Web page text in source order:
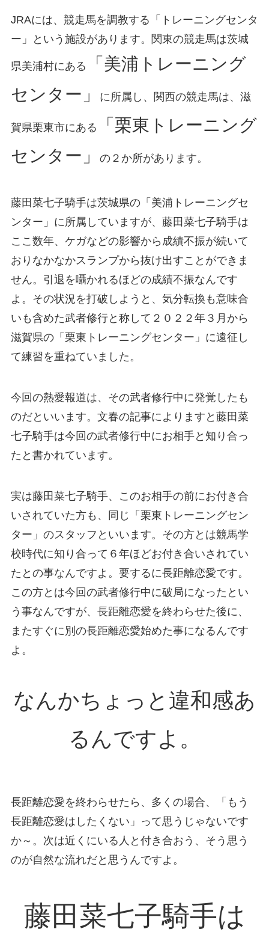
JRAには、競走馬を調教する「トレーニングセンタ
ー」という施設があります。関東の競走馬は茨城
県美浦村にある
「美浦トレーニング
センター」
に所属し、関西の競走馬は、滋
賀県栗東市にある
「栗東トレーニング
センター」
の２か所があります。
藤田菜七子騎手は茨城県の「美浦トレーニングセ
ンター」に所属していますが、藤田菜七子騎手は
ここ数年、ケガなどの影響から成績不振が続いて
おりなかなかスランプから抜け出すことができま
せん。引退を囁かれるほどの成績不振なんです
よ。その状況を打破しようと、気分転換も意味合
いも含めた武者修行と称して２０２２年３月から
滋賀県の「栗東トレーニングセンター」に遠征し
て練習を重ねていました。
今回の熱愛報道は、その武者修行中に発覚したも
のだといいます。文春の記事によりますと藤田菜
七子騎手は今回の武者修行中にお相手と知り合っ
たと書かれています。
実は藤田菜七子騎手、このお相手の前にお付き合
いされていた方も、同じ「栗東トレーニングセン
ター」のスタッフといいます。その方とは競馬学
校時代に知り合って６年ほどお付き合いされてい
たとの事なんですよ。要するに長距離恋愛です。
この方とは今回の武者修行中に破局になったとい
う事なんですが、長距離恋愛を終わらせた後に、
またすぐに別の長距離恋愛始めた事になるんです
よ。
なんかちょっと違和感あ
るんですよ。
長距離恋愛を終わらせたら、多くの場合、「もう
長距離恋愛はしたくない」って思うじゃないです
か～。次は近くにいる人と付き合おう、そう思う
のが自然な流れだと思うんですよ。
藤田菜七子騎手は